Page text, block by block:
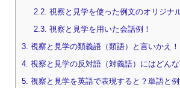
2.2. 視察と見学を使った例文のオリジナ
2.3. 視察と見学を用いた会話例！
3. 視察と見学の類義語（類語）と言いかえ！
4. 視察と見学の反対語（対義語）にはどんな
5. 視察と見学を英語で表現すると？単語と例